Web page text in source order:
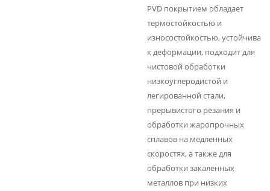
PVD покрытием обладает
термостойкостью и
износостойкостью, устойчива
к деформации, подходит для
чистовой обработки
низкоуглеродистой и
легированной стали,
прерывистого резания и
обработки жаропрочных
сплавов на медленных
скоростях, а также для
обработки закаленных
металлов при низких